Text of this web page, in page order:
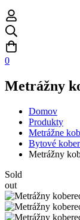
0
Metrážny
Domov
Produkty
Metrážne
Bytové
Metrážny
Sold
out